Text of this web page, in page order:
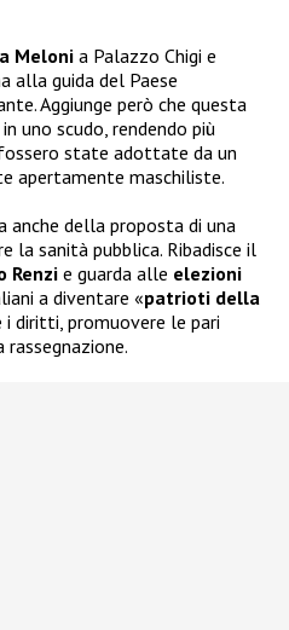
Melonia Palazzo Chigi e
alla guida del Paese
Aggiunge però che questa
uno scudo, rendendo più
state adottate da un
apertamente maschiliste.
della proposta di una
la sanità pubblica. Ribadisce il
Renzi e guarda alle elezioni
a diventare «patrioti della
i diritti, promuovere le pari